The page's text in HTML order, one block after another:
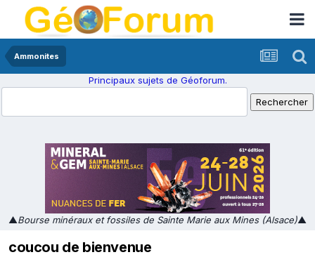
Ammonites
Principaux sujets de Géoforum.
▲Bourse minéraux et fossiles de Sainte Marie aux Mines (Alsace)▲
coucou de bienvenue